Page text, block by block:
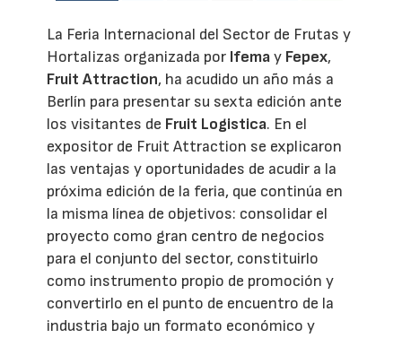
La Feria Internacional del Sector de Frutas y
Hortalizas organizada por Ifemay Fepex,
Fruit Attraction, ha acudido un año más a
Berlín para presentar su sexta edición ante
los visitantes de Fruit Logistica. En el
expositor de Fruit Attraction se explicaron
las ventajas y oportunidades de acudir a la
próxima edición de la feria, que continúa en
la misma línea de objetivos: consolidar el
proyecto como gran centro de negocios
para el conjunto del sector, constituirlo
como instrumento propio de promoción y
convertirlo en el punto de encuentro de la
industria bajo un formato económico y